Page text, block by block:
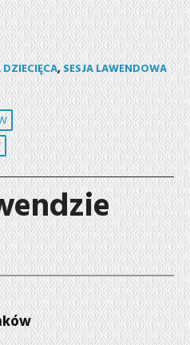
,SESJA LAWENDOWA